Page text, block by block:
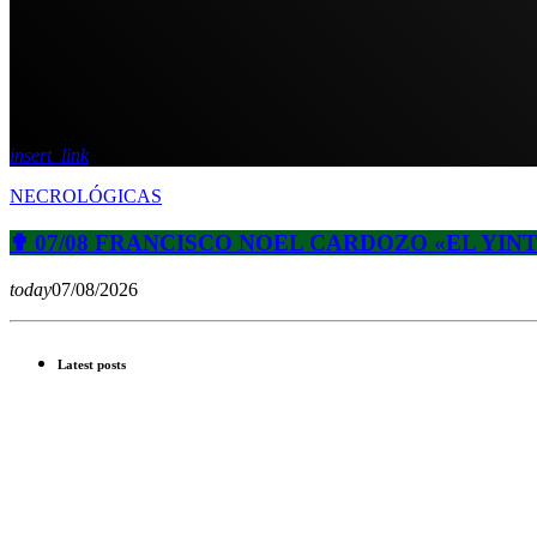
insert_link
NECROLÓGICAS
✟ 07/08 FRANCISCO NOEL CARDOZO «EL
today07/08/2026
Latest posts